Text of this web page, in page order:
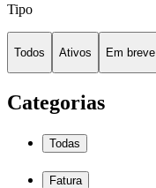
Tipo
Todos Ativos Em breve
Categorias
Todas
Fatura